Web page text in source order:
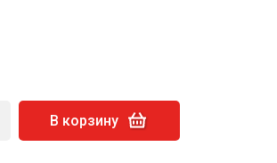
В корзину